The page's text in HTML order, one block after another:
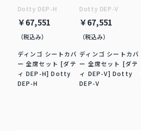
Dotty DEP-H
￥67,551
（税込み）
ディンゴ シートカバ
ー 全席セット [ダテ
ィ DEP-H] Dotty
DEP-H
Dotty DEP-V
￥67,551
（税込み）
ディンゴ シートカバ
ー 全席セット [ダテ
ィ DEP-V] Dotty
DEP-V